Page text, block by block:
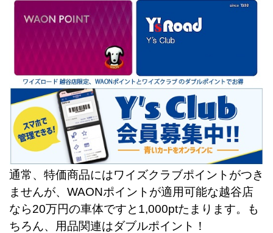
通常、特価商品にはワイズクラブポイントがつき
ませんが、WAONポイントが適用可能な越谷店
なら20万円の車体ですと1,000ptたまります。も
ちろん、用品関連はダブルポイント！